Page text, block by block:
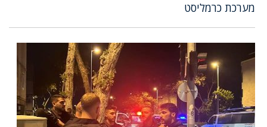
מערכת כרמליסט